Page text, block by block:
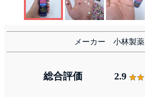
メーカー 小林製薬
総合評価 2.9